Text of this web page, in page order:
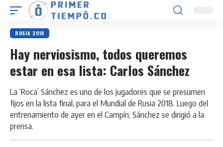
RUSIA 2018
Hay nerviosismo, todos queremos
estar en esa lista: Carlos Sánchez
La ‘Roca’ Sánchez es uno de los jugadores que se presumen
fijos en la lista final, para el Mundial de Rusia 2018. Luego del
entrenamiento de ayer en el Campín, Sánchez se dirigió a la
prensa.